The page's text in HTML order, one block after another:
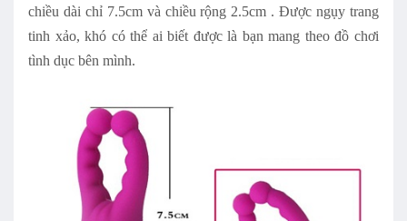
chiều dài chỉ 7.5cm và chiều rộng 2.5cm . Được ngụy trang
tinh xảo, khó có thể ai biết được là bạn mang theo đồ chơi
tình dục bên mình.